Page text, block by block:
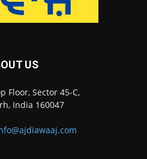
US
Floor, Sector 45-C,
India 160047